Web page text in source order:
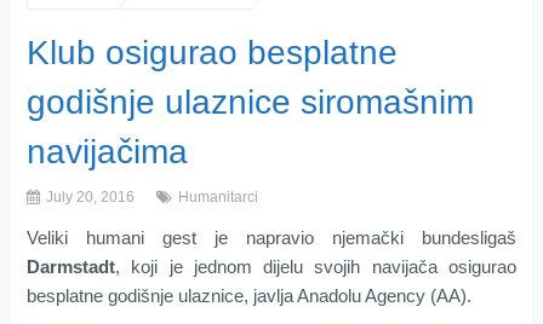
Klub osigurao besplatne
godišnje ulaznice siromašnim
navijačima
July 20, 2016 Humanitarci
Veliki humani gest je napravio njemački bundesligaš
Darmstadt, koji je jednom dijelu svojih navijača osigurao
besplatne godišnje ulaznice, javlja Anadolu Agency (AA).